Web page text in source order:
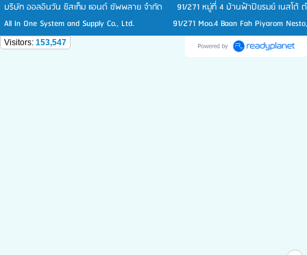
บริษัท ออลอินวัน ซิสเท็ม แอนด์ ซัพพลาย จำกัด 91/271 หมู่ที่ 4 บ้านฟ้าปิยรมย์ เนสโต้ ต
All In One System and Supply Co., Ltd. 91/271 Moo.4 Baan Fah Piyarom Nesto,
Visitors: 153,547